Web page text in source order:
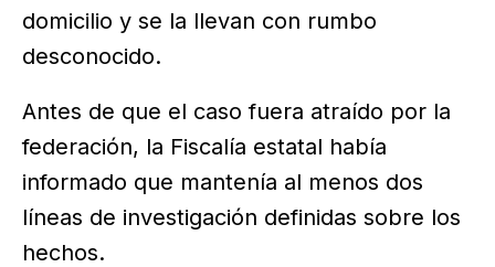
domicilio y se la llevan con rumbo
desconocido.
Antes de que el caso fuera atraído por la
federación, la Fiscalía estatal había
informado que mantenía al menos dos
líneas de investigación definidas sobre los
hechos.